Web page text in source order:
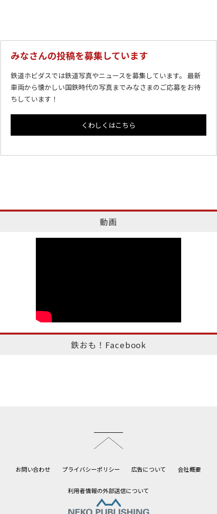
みなさんの投稿を募集しています
鉄道ホビダスでは鉄道写真やニュースを募集しています。 最新
車両から懐かしい国鉄時代の写真までみなさまのご応募をお待
ちしています！
くわしくはこちら
動画
鉄おも！Facebook
お問い合わせ プライバシーポリシー 広告について 会社概要
利用者情報の外部送信について